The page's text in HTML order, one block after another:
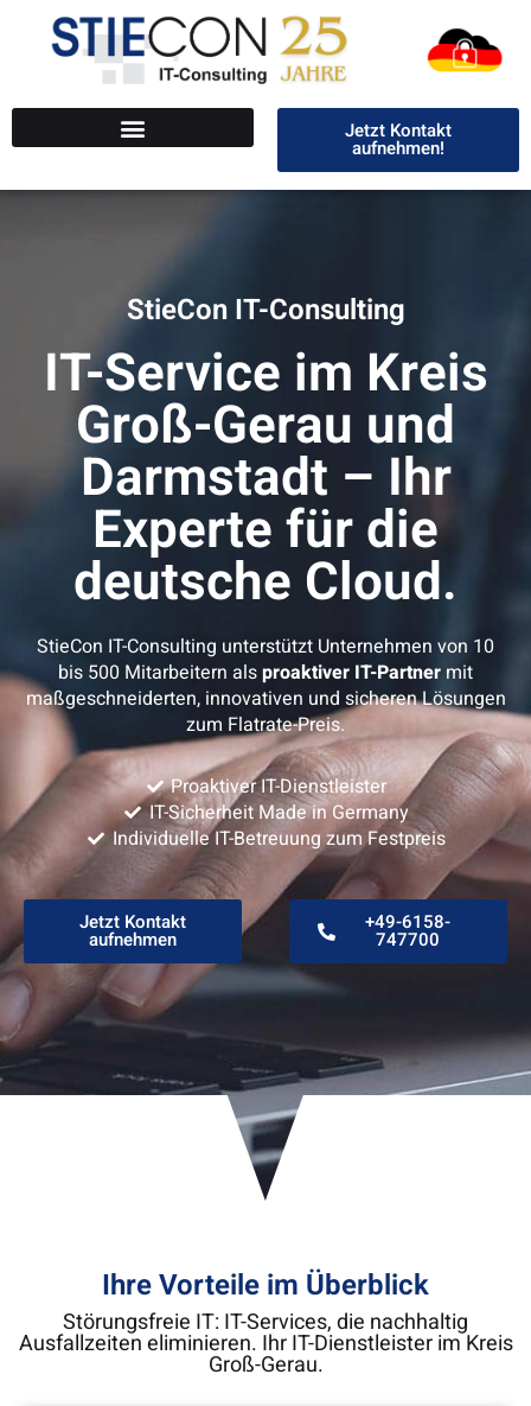
Jetzt Kontakt
aufnehmen!
StieCon IT-Consulting
IT-Service im Kreis
Groß-Gerau und
Darmstadt – Ihr
Experte für die
deutsche Cloud.
StieCon IT-Consulting unterstützt Unternehmen von 10
bis 500 Mitarbeitern alsproaktiver IT-Partner mit
maßgeschneiderten, innovativen und sicheren Lösungen
zum Flatrate-Preis.
Proaktiver IT-Dienstleister
IT-Sicherheit Made in Germany
Individuelle IT-Betreuung zum Festpreis
Jetzt Kontakt
aufnehmen
+49-6158-
747700
Ihre Vorteile im Überblick
Störungsfreie IT: IT-Services, die nachhaltig
Ausfallzeiten eliminieren. Ihr IT-Dienstleister im Kreis
Groß-Gerau.